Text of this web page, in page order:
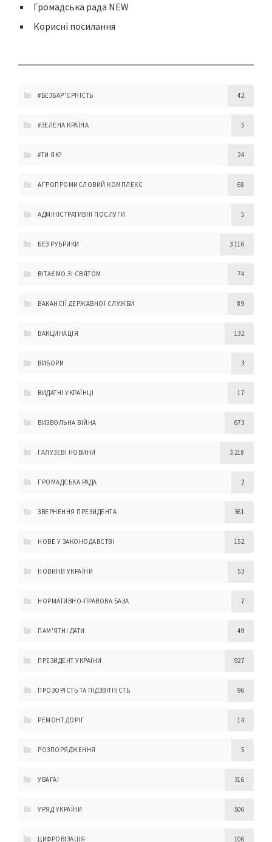
Громадська рада NEW
Корисні посилання
#БЕЗБАР'ЄРНІСТЬ 42
#ЗЕЛЕНА КРАЇНА 5
#ТИ ЯК? 24
АГРОПРОМИСЛОВИЙ КОМПЛЕКС 68
АДМІНІСТРАТИВНІ ПОСЛУГИ 5
БЕЗ РУБРИКИ 3 116
ВІТАЄМО ЗІ СВЯТОМ 74
ВАКАНСІЇ ДЕРЖАВНОЇ СЛУЖБИ 89
ВАКЦИНАЦІЯ 132
ВИБОРИ 3
ВИДАТНІ УКРАЇНЦІ 17
ВИЗВОЛЬНА ВІЙНА 673
ГАЛУЗЕВІ НОВИНИ 3 218
ГРОМАДСЬКА РАДА 2
ЗВЕРНЕННЯ ПРЕЗИДЕНТА 361
НОВЕ У ЗАКОНОДАВСТВІ 152
НОВИНИ УКРАЇНИ 53
НОРМАТИВНО-ПРАВОВА БАЗА 7
ПАМ'ЯТНІ ДАТИ 49
ПРЕЗИДЕНТ УКРАЇНИ 927
ПРОЗОРІСТЬ ТА ПІДЗВІТНІСТЬ 96
РЕМОНТ ДОРІГ 14
РОЗПОРЯДЖЕННЯ 5
УВАГА! 316
УРЯД УКРАЇНИ 506
ЦИФРОВІЗАЦІЯ 106